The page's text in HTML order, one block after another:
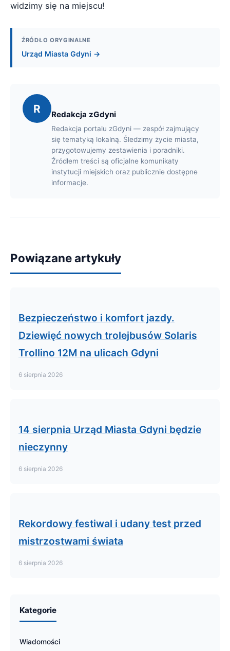
widzimy się na miejscu!
ŹRÓDŁO ORYGINALNE
Urząd Miasta Gdyni →
R Redakcja zGdyni
Redakcja portalu zGdyni — zespół zajmujący
się tematyką lokalną. Śledzimy życie miasta,
przygotowujemy zestawienia i poradniki.
Źródłem treści są oficjalne komunikaty
instytucji miejskich oraz publicznie dostępne
informacje.
Powiązane artykuły
Bezpieczeństwo i komfort jazdy.
Dziewięć nowych trolejbusów Solaris
Trollino 12M na ulicach Gdyni
6 sierpnia 2026
14 sierpnia Urząd Miasta Gdyni będzie
nieczynny
6 sierpnia 2026
Rekordowy festiwal i udany test przed
mistrzostwami świata
6 sierpnia 2026
Kategorie
Wiadomości